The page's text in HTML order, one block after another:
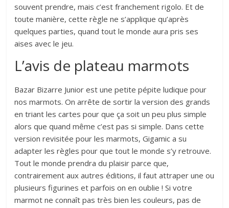
souvent prendre, mais c’est franchement rigolo. Et de
toute manière, cette règle ne s’applique qu’après
quelques parties, quand tout le monde aura pris ses
aises avec le jeu.
L’avis de plateau marmots
Bazar Bizarre Junior est une petite pépite ludique pour
nos marmots. On arrête de sortir la version des grands
en triant les cartes pour que ça soit un peu plus simple
alors que quand même c’est pas si simple. Dans cette
version revisitée pour les marmots, Gigamic a su
adapter les règles pour que tout le monde s’y retrouve.
Tout le monde prendra du plaisir parce que,
contrairement aux autres éditions, il faut attraper une ou
plusieurs figurines et parfois on en oublie ! Si votre
marmot ne connaît pas très bien les couleurs, pas de